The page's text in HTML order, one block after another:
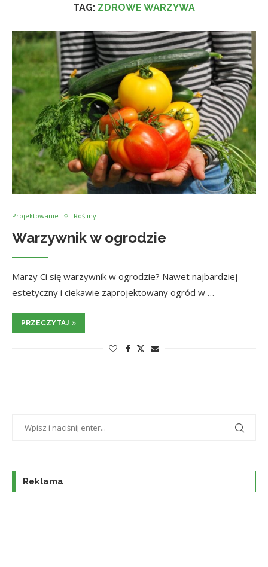
TAG: ZDROWE WARZYWA
Projektowanie Rośliny
Warzywnik w ogrodzie
Marzy Ci się warzywnik w ogrodzie? Nawet najbardziej
estetyczny i ciekawie zaprojektowany ogród w …
PRZECZYTAJ
Reklama